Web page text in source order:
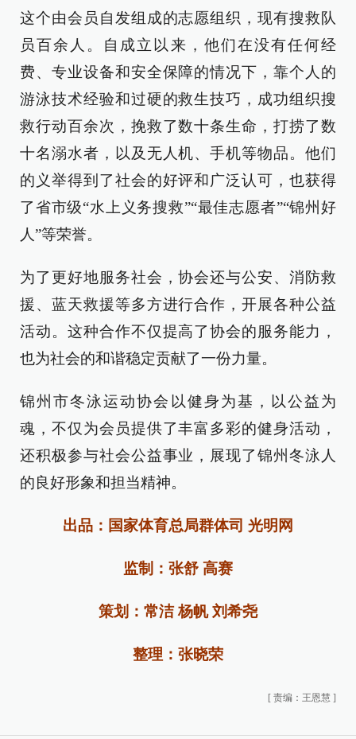
这个由会员自发组成的志愿组织，现有搜救队
员百余人。自成立以来，他们在没有任何经
费、专业设备和安全保障的情况下，靠个人的
游泳技术经验和过硬的救生技巧，成功组织搜
救行动百余次，挽救了数十条生命，打捞了数
十名溺水者，以及无人机、手机等物品。他们
的义举得到了社会的好评和广泛认可，也获得
了省市级“水上义务搜救”“最佳志愿者”“锦州好
人”等荣誉。
为了更好地服务社会，协会还与公安、消防救
援、蓝天救援等多方进行合作，开展各种公益
活动。这种合作不仅提高了协会的服务能力，
也为社会的和谐稳定贡献了一份力量。
锦州市冬泳运动协会以健身为基，以公益为
魂，不仅为会员提供了丰富多彩的健身活动，
还积极参与社会公益事业，展现了锦州冬泳人
的良好形象和担当精神。
出品：国家体育总局群体司 光明网
监制：张舒 高赛
策划：常洁 杨帆 刘希尧
整理：张晓荣
[ 责编：王恩慧 ]